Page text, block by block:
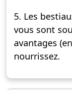
5. Les
vous sont
avantages
nourrissez.